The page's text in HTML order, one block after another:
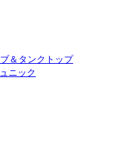
＆タンクトップ
ニック